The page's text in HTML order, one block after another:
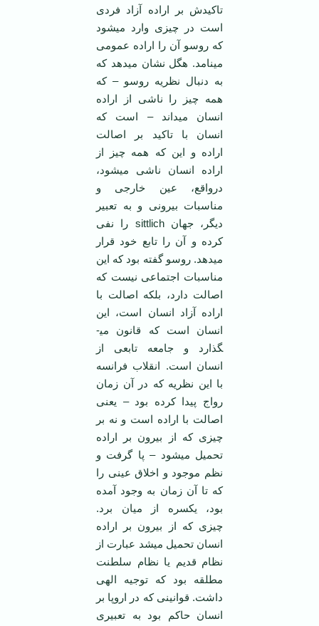
تاکیدش بر اراده آزاد فردی
است در چیزی وارد می­شود
که روسو آن را اراده عمومی
می­نامد. هگل نشان می­دهد که
به دنبال نظریه روسو – که
همه چیز را ناشی از اراده
انسان می­داند – است که
انسان با تاکید بر اصالت
اراده و این که همه چیز از
اراده انسان ناشی می­شود،
درواقع، عین خارجی و
مناسبات بیرونی و به تعبیر
دیگر، جهان sittlich را نفی
کرده و آن را تابع خود قرار
می­دهد. روسو گفته بود که این
مناسبات اجتماعی نیست که
اصالت دارد، بلکه اصالت با
اراده آزاد انسان است، این
انسان است که قانون می­
گذارد و جامعه تابعی از
انسان است. انقلاب فرانسه
با این نظریه که در آن زمان
رواج پیدا کرده بود – یعنی
اصالت با اراده است و نه بر
چیزی که از بیرون بر اراده
تحمیل می­شود – پا گرفت و
نظم موجود و اخلاق عینی را
که تا آن زمان به وجود آمده
بود، یکسره از میان برد.
چیزی که از بیرون بر اراده
انسان تحمیل می­شد عبارت از
نظام قدیم یا نظام سلطنت
مطلقه­ بود که توجیه الهی
داشت. قوانینی که در اروپا بر
انسان حاکم بود به تعبیری